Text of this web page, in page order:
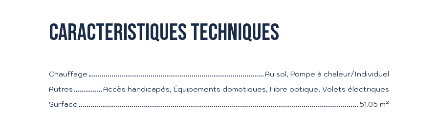
Caracteristiques techniques
Chauffage
Au sol, Pompe à chaleur/Individuel
Autres
Accès handicapés, Équipements domotiques, Fibre optique, Volets électriques
Surface
51.05 m²